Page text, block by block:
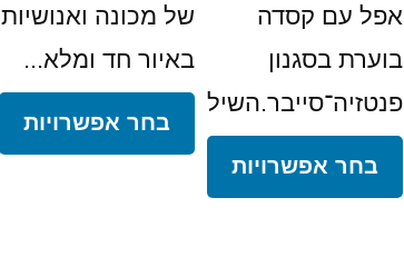
אפל עם קסדה
בוערת בסגנון
פנטזיה־סייבר.השילוב...
בחר אפשרויות
של מכונה ואנושיות
באיור חד ומלא...
בחר אפשרויות